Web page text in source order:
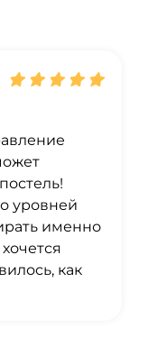
уровней
именно
как